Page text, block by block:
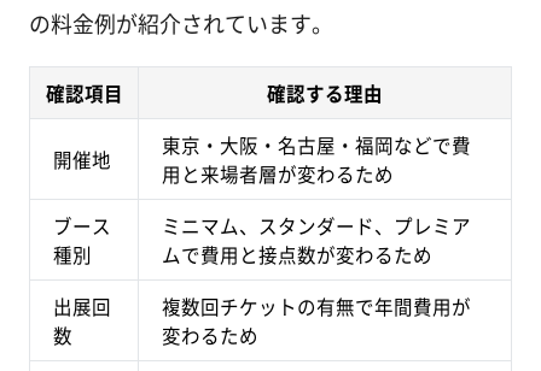
の料金例が紹介されています。
確認項目 確認する理由
開催地
東京・大阪・名古屋・福岡などで費
用と来場者層が変わるため
ブース
種別
ミニマム、スタンダード、プレミア
ムで費用と接点数が変わるため
出展回
数
複数回チケットの有無で年間費用が
変わるため